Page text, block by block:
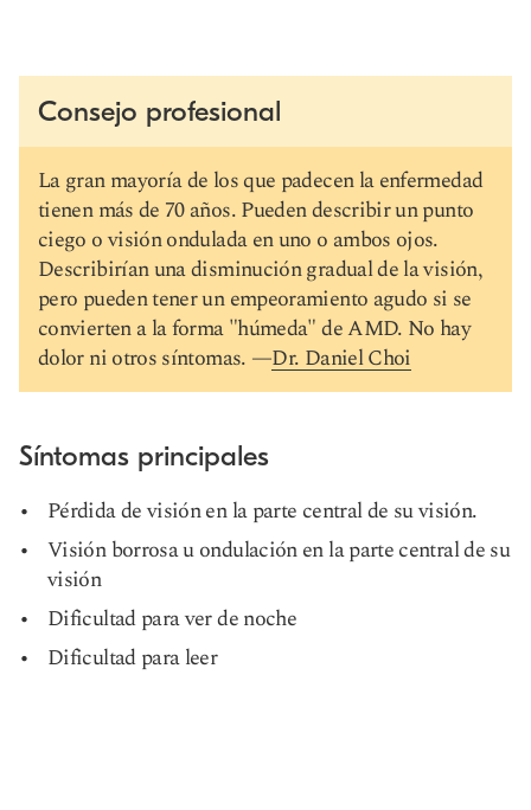
Consejo profesional
La gran mayoría de los que padecen la enfermedad
tienen más de 70 años. Pueden describir un punto
ciego o visión ondulada en uno o ambos ojos.
Describirían una disminución gradual de la visión,
pero pueden tener un empeoramiento agudo si se
convierten a la forma "húmeda" de AMD. No hay
dolor ni otros síntomas. —Dr. Daniel Choi
Síntomas principales
Pérdida de visión en la parte central de su visión.
Visión borrosa u ondulación en la parte central de su
visión
Dificultad para ver de noche
Dificultad para leer